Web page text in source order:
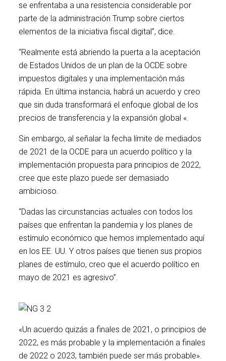
se enfrentaba a una resistencia considerable por
parte de la administración Trump sobre ciertos
elementos de la iniciativa fiscal digital”, dice.
“Realmente está abriendo la puerta a la aceptación
de Estados Unidos de un plan de la OCDE sobre
impuestos digitales y una implementación más
rápida. En última instancia, habrá un acuerdo y creo
que sin duda transformará el enfoque global de los
precios de transferencia y la expansión global «.
Sin embargo, al señalar la fecha límite de mediados
de 2021 de la OCDE para un acuerdo político y la
implementación propuesta para principios de 2022,
cree que este plazo puede ser demasiado
ambicioso.
“Dadas las circunstancias actuales con todos los
países que enfrentan la pandemia y los planes de
estímulo económico que hemos implementado aquí
en los EE. UU. Y otros países que tienen sus propios
planes de estímulo, creo que el acuerdo político en
mayo de 2021 es agresivo”.
«Un acuerdo quizás a finales de 2021, o principios de
2022, es más probable y la implementación a finales
de 2022 o 2023, también puede ser más probable».